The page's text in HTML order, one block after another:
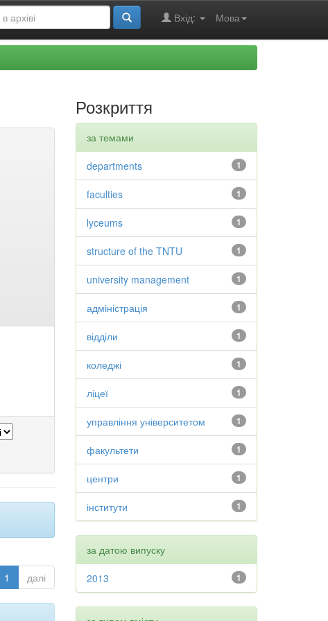
Мова
Вхід:
1 далі
Розкриття
за темами
1
departments
1
faculties
1
lyceums
1
structure of the TNTU
1
university management
1
адміністрація
1
відділи
1
коледжі
1
ліцеї
1
управління університетом
1
факультети
1
центри
1
інститути
за датою випуску
1
2013